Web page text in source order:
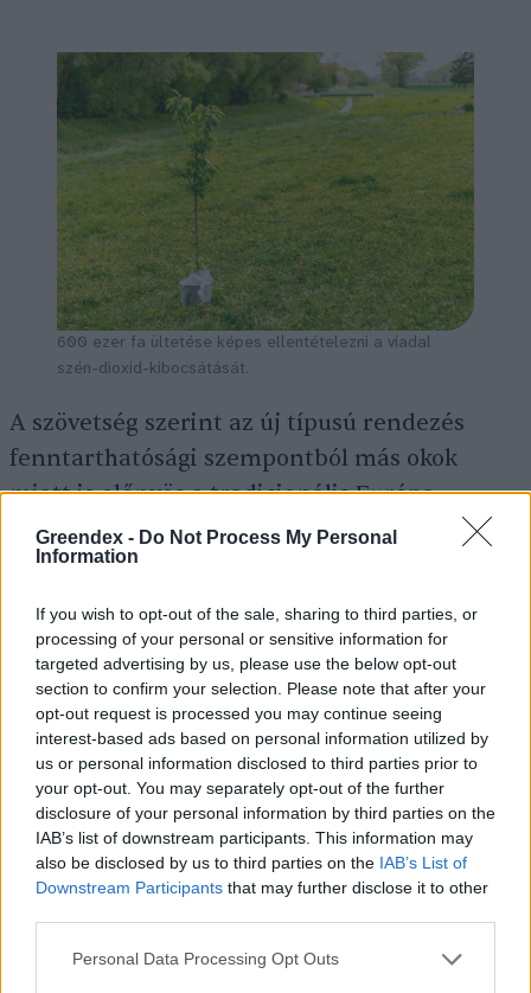
Greendex - Do Not Process My Personal
Information
If you wish to opt-out of the sale, sharing to third parties, or
processing of your personal or sensitive information for
targeted advertising by us, please use the below opt-out
section to confirm your selection. Please note that after your
opt-out request is processed you may continue seeing
interest-based ads based on personal information utilized by
us or personal information disclosed to third parties prior to
your opt-out. You may separately opt-out of the further
disclosure of your personal information by third parties on the
IAB’s list of downstream participants. This information may
also be disclosed by us to third parties on the IAB’s List of
Downstream Participants that may further disclose it to other
Personal Data Processing Opt Outs
600 ezer fa ültetése képes ellentételezni a viadal
szén-dioxid-kibocsátását.
A szövetség szerint az új típusú rendezés
fenntarthatósági szempontból más okok
miatt is előnyös a tradicionális Európa-
bajnokságokhoz képest. A mostani tornához
mindössze egyetlen új stadiont építettek –
Budapesten –, míg 2016-ban négy
létesítményt is kifejezetten a sportesemény
szolgálatában húztak fel. Egy-egy új
stadionhoz ráadásul rendszerint óriási
kapcsolódó (elsősorban közlekedési)
infrastrukturális fejlesztések is tartoznak.
Mindezek megspórolása pedig jelentősen
csökkenti az anyag- és energiafelhasználási
igényt, ezzel együtt a negatív környezeti
hatásokat. A pozitívumok között említhető,
hogy a belépőjeggyel rendelkező szurkolók